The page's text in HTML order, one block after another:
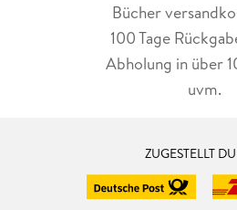
Bücher
100 Tage
Abholung in über
uvm.
ZUGESTELLT